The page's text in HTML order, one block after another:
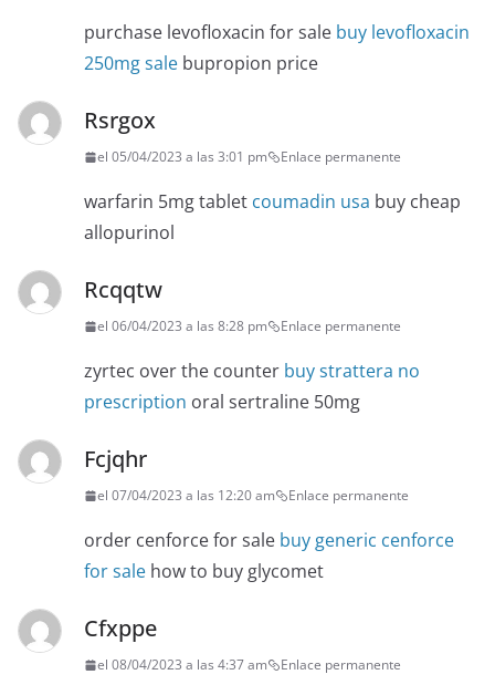
purchase levofloxacin for sale buy levofloxacin
250mg sale bupropion price
Rsrgox
el 05/04/2023 a las 3:01 pm Enlace permanente
warfarin 5mg tablet coumadin usa buy cheap
allopurinol
Rcqqtw
el 06/04/2023 a las 8:28 pm Enlace permanente
zyrtec over the counter buy strattera no
prescription oral sertraline 50mg
Fcjqhr
el 07/04/2023 a las 12:20 am Enlace permanente
order cenforce for sale buy generic cenforce
for sale how to buy glycomet
Cfxppe
el 08/04/2023 a las 4:37 am Enlace permanente